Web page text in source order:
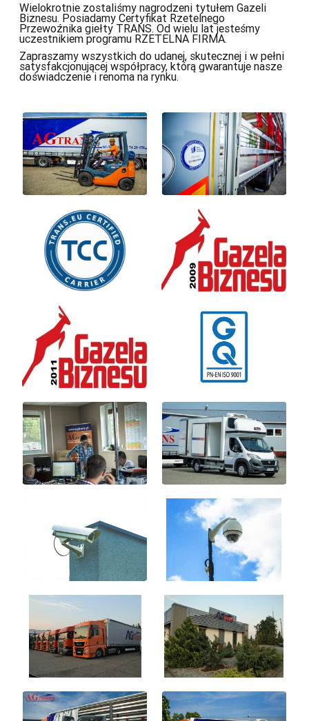
Wielokrotnie zostaliśmy nagrodzeni tytułem Gazeli
Biznesu. Posiadamy Certyfikat Rzetelnego
Przewoźnika giełty TRANS. Od wielu lat jesteśmy
uczestnikiem programu RZETELNA FIRMA.
Zapraszamy wszystkich do udanej, skutecznej i w pełni
satysfakcjonującej współpracy, którą gwarantuje nasze
doświadczenie i renoma na rynku.